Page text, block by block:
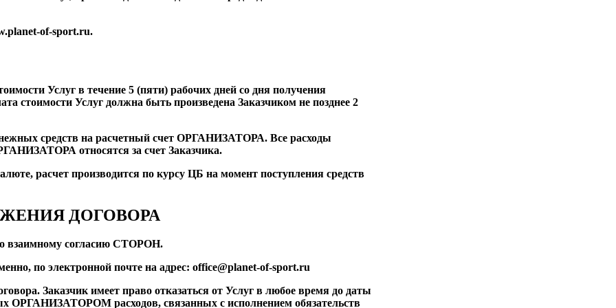
of-sport.ru.
Услуг в течение 5 (пяти) рабочих дней со дня получения
Услуг должна быть произведена Заказчиком не позднее 2
средств на расчетный счет ОРГАНИЗАТОРА. Все расходы
относятся за счет Заказчика.
расчет производится по курсу ЦБ на момент поступления средств
ДОГОВОРА
взаимному согласию СТОРОН.
по электронной почте на адрес: office@planet-of-sport.ru
Заказчик имеет право отказаться от Услуг в любое время до даты
ОРГАНИЗАТОРОМ расходов, связанных с исполнением обязательств